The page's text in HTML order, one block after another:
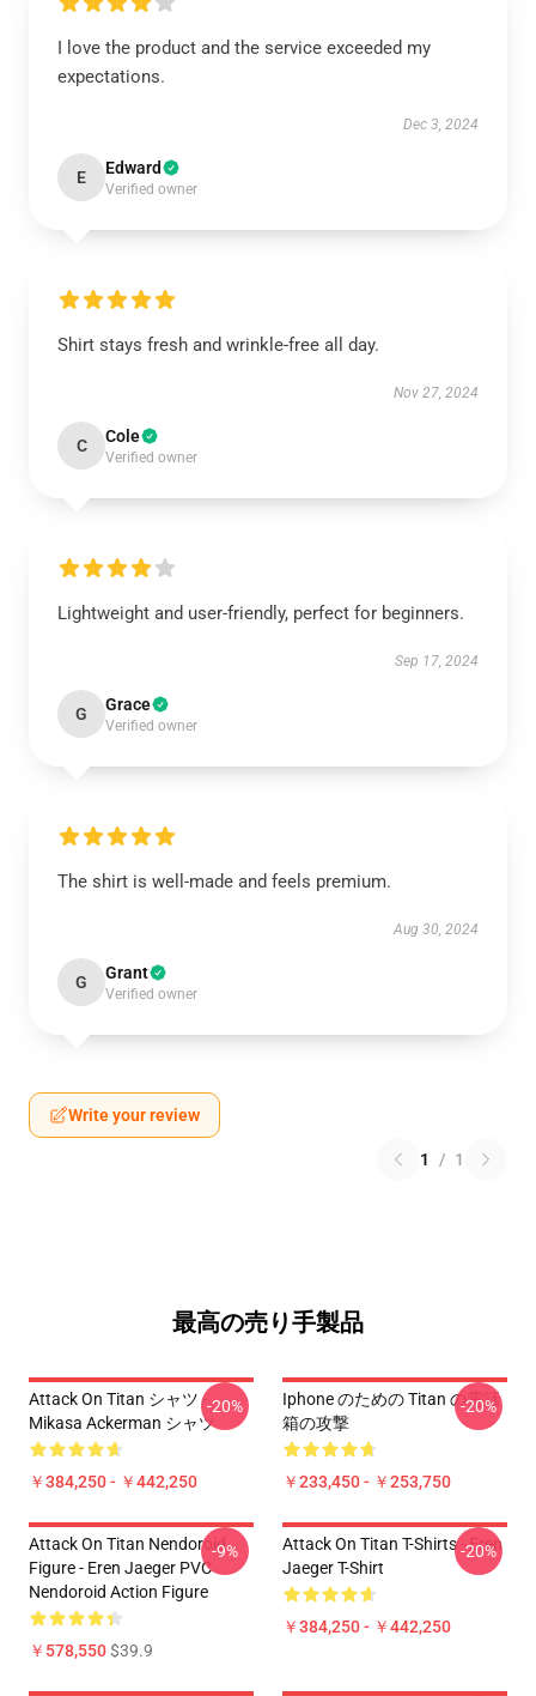
I love the product and the service exceeded my
expectations.
Dec 3, 2024
E Edward
Verified owner
Shirt stays fresh and wrinkle-free all day.
Nov 27, 2024
C Cole
Verified owner
Lightweight and user-friendly, perfect for beginners.
Sep 17, 2024
G Grace
Verified owner
The shirt is well-made and feels premium.
Aug 30, 2024
G Grant
Verified owner
Write your review
1 / 1
最高の売り手製品
Attack On Titan シャツ -
Mikasa Ackerman シャツ
￥384,250 - ￥442,250
-20%
Iphone のための Titan の電話
箱の攻撃
￥233,450 - ￥253,750
-20%
Attack On Titan Nendoroid
Figure - Eren Jaeger PVC
Nendoroid Action Figure
￥578,550$39.9
-9%
Attack On Titan T-Shirts - Eren
Jaeger T-Shirt
￥384,250 - ￥442,250
-20%